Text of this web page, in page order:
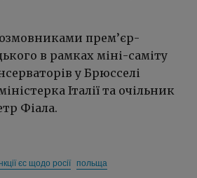
прем’єр-
в рамках міні-саміту
у Брюсселі
Італії та очільник
Фіала.
єс щодо росії польща